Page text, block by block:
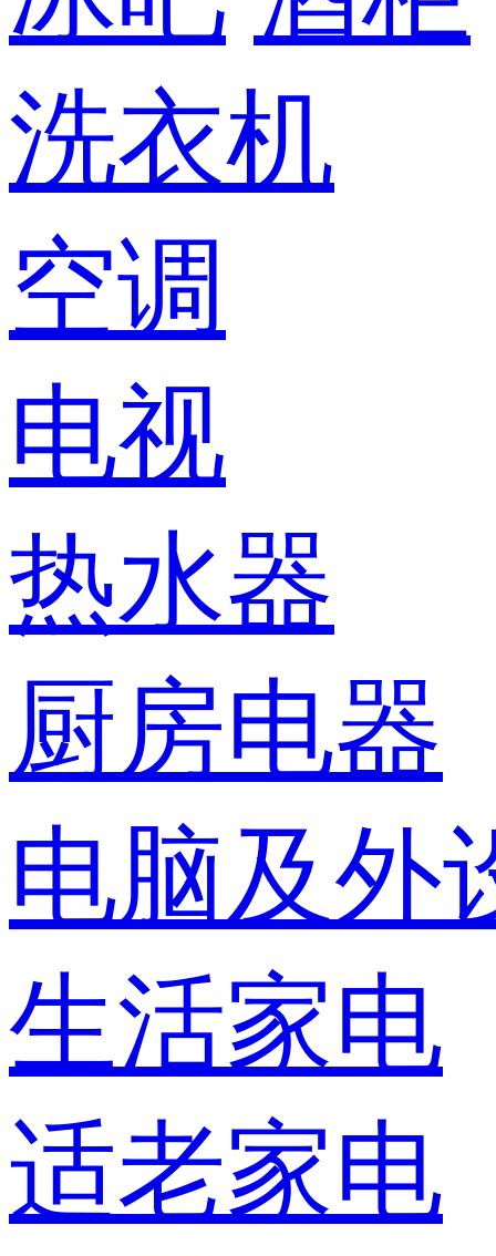
洗衣机
空调
电视
热水器
厨房电器
电脑及外
生活家电
适老家电